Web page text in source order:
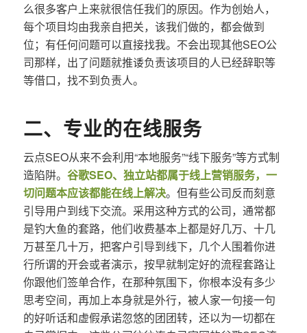
么很多客户上来就很信任我们的原因。作为创始人，
每个项目均由我亲自把关，该我们做的，都会做到
位；有任何问题可以直接找我。不会出现其他SEO公
司那样，出了问题就推诿负责该项目的人已经辞职等
等借口，找不到负责人。
二、专业的在线服务
云点SEO从来不会利用“本地服务”“线下服务”等方式制
造陷阱。 谷歌SEO、独立站都属于线上营销服务，一
切问题本应该都能在线上解决。但有些公司反而刻意
引导用户到线下交流。采用这种方式的公司，通常都
是钓大鱼的套路，他们收费基本上都是好几万、十几
万甚至几十万，把客户引导到线下，几个人围着你进
行所谓的开会或者演示，按早就制定好的流程套路让
你跟他们签单合作，在那种氛围下，你根本没有多少
思考空间，再加上本身就是外行，被人家一句接一句
的好听话和虚假承诺忽悠的团团转，还以为一切都在